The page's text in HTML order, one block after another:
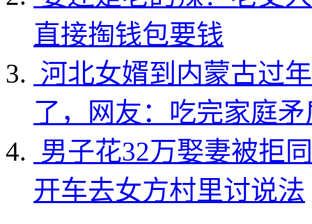
直接掏钱包要钱
河北女婿到内蒙古过
了，网友：吃完家庭
男子花32万娶妻被拒
开车去女方村里讨说法